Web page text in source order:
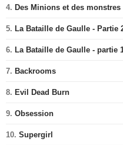
4. Des Minions et des monstres
5. La Bataille de Gaulle - Partie
6. La Bataille de Gaulle - partie
7. Backrooms
8. Evil Dead Burn
9. Obsession
10. Supergirl